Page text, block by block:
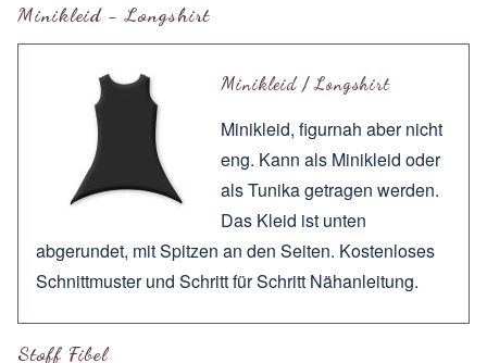
Minikleid - Longshirt
Minikleid / Longshirt
Minikleid, figurnah aber nicht
eng. Kann als Minikleid oder
als Tunika getragen werden.
Das Kleid ist unten
abgerundet, mit Spitzen an den Seiten. Kostenloses
Schnittmuster und Schritt für Schritt Nähanleitung.
Stoff Fibel